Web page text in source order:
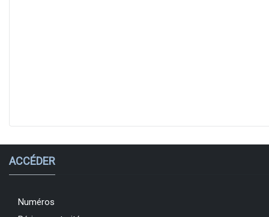
ACCÉDER
Numéros